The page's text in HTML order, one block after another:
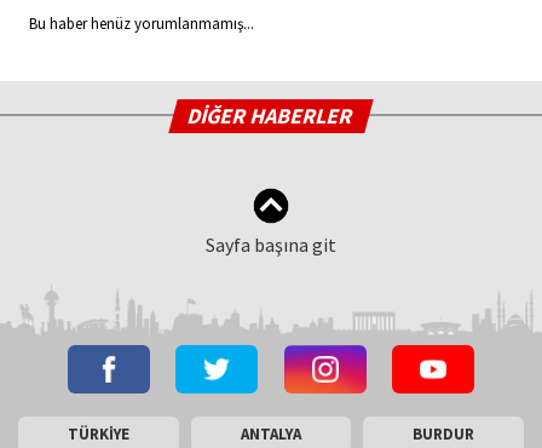
Bu haber henüz yorumlanmamış...
DİĞER HABERLER
Sayfa başına git
TÜRKİYE ANTALYA BURDUR